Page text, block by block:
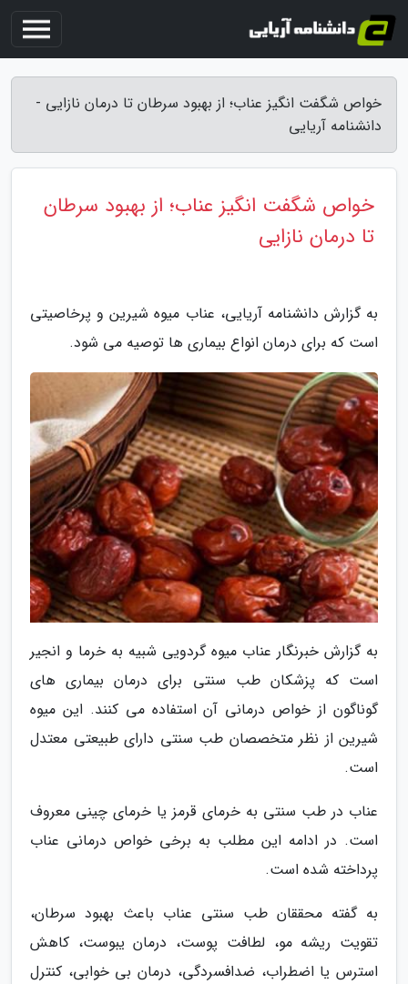
خواص شگفت انگیز عناب؛ از بهبود سرطان تا درمان نازایی -
دانشنامه آریایی
خواص شگفت انگیز عناب؛ از بهبود سرطان
تا درمان نازایی
به گزارش دانشنامه آریایی، عناب میوه شیرین و پرخاصیتی
است که برای درمان انواع بیماری ها توصیه می شود.
به گزارش خبرنگار عناب میوه گردویی شبیه به خرما و انجیر
است که پزشکان طب سنتی برای درمان بیماری های
گوناگون از خواص درمانی آن استفاده می کنند. این میوه
شیرین از نظر متخصصان طب سنتی دارای طبیعتی معتدل
است.
عناب در طب سنتی به خرمای قرمز یا خرمای چینی معروف
است. در ادامه این مطلب به برخی خواص درمانی عناب
پرداخته شده است.
به گفته محققان طب سنتی عناب باعث بهبود سرطان،
تقویت ریشه مو، لطافت پوست، درمان یبوست، کاهش
استرس یا اضطراب، ضدافسردگی، درمان بی خوابی، کنترل